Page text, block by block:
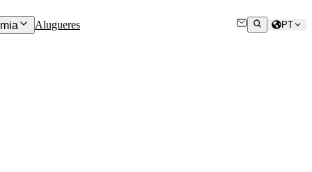
Alugueres PT